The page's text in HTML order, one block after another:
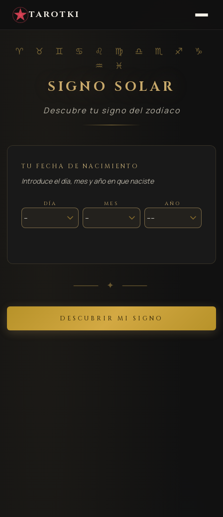
TAROTKI
♈ ♉ ♊ ♋ ♌ ♍ ♎ ♏ ♐ ♑
♒ ♓
SIGNO SOLAR
Descubre tu signo del zodíaco
TU FECHA DE NACIMIENTO
Introduce el día, mes y año en que naciste
DÍA MES AÑO
⸻ ✦ ⸻
DESCUBRIR MI SIGNO